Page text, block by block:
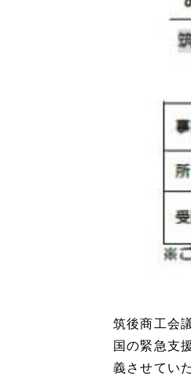
筑後商工会
国の緊急支
義させてい